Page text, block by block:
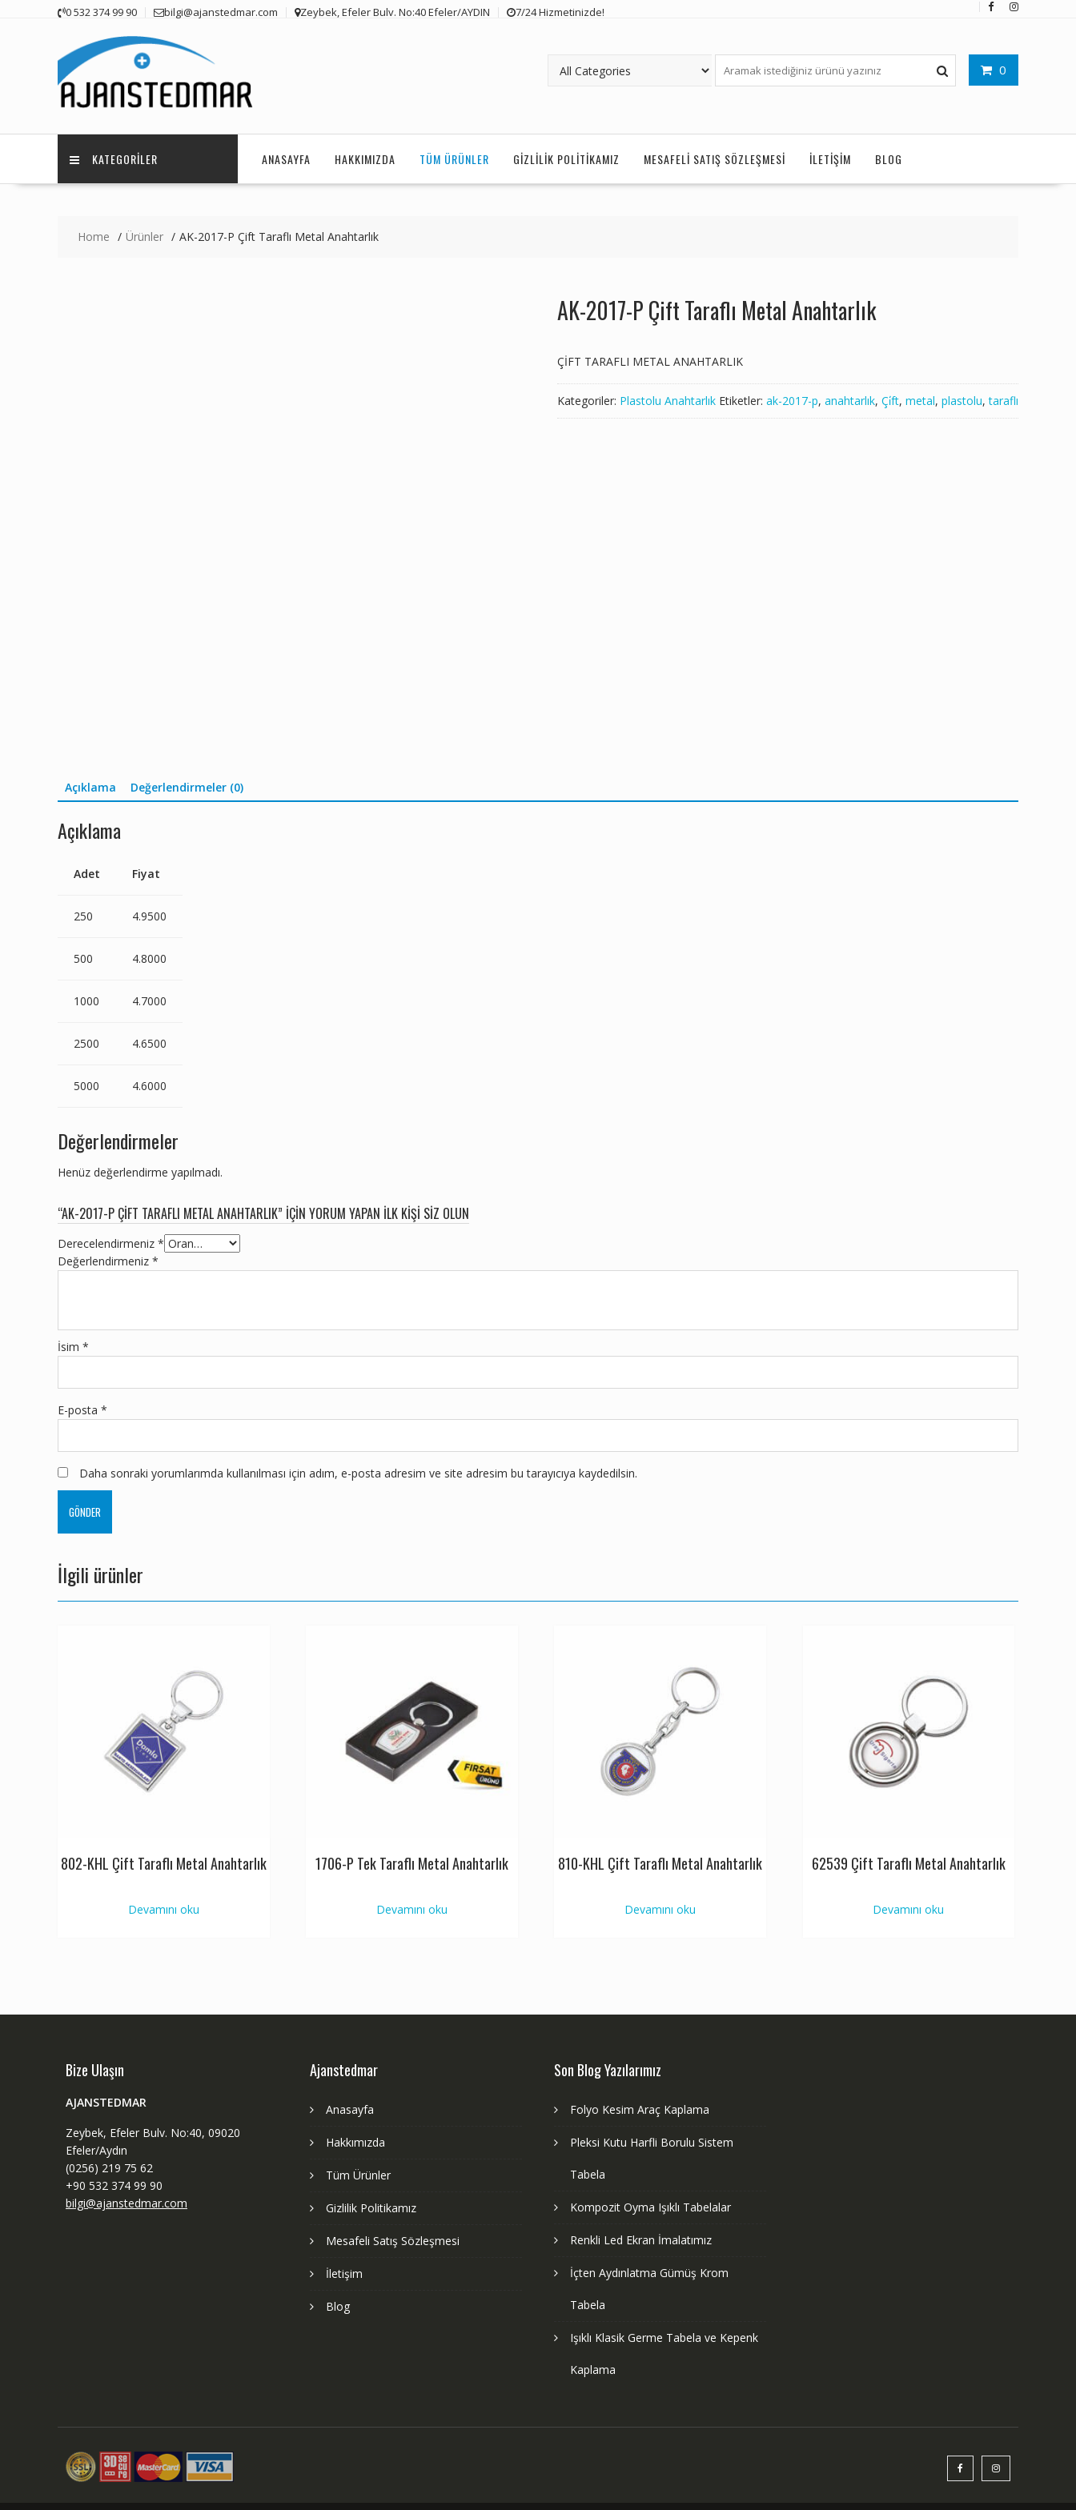
0 532 374 99 90 bilgi@ajanstedmar.com Zeybek, Efeler Bulv. No:40 Efeler/AYDIN 7/24 Hizmetinizde!
0
KATEGORILER ANASAYFA HAKKIMIZDA TÜM ÜRÜNLER GIZLILIK POLITIKAMIZ MESAFELI SATIŞ SÖZLEŞMESI İLETIŞIM BLOG
Home Ürünler AK-2017-P Çift Taraflı Metal Anahtarlık
AK-2017-P Çift Taraflı Metal Anahtarlık
ÇİFT TARAFLI METAL ANAHTARLIK
Kategoriler: Plastolu Anahtarlık Etiketler: ak-2017-p, anahtarlık, Çi̇ft, metal, plastolu,taraflı
Açıklama Değerlendirmeler (0)
Açıklama
Adet Fiyat
250 4.9500
500 4.8000
1000 4.7000
2500 4.6500
5000 4.6000
Değerlendirmeler
Henüz değerlendirme yapılmadı.
“AK-2017-P ÇIFT TARAFLI METAL ANAHTARLIK” IÇIN YORUM YAPAN ILK KIŞI SIZ OLUN
Derecelendirmeniz *
Değerlendirmeniz *
İsim *
E-posta *
Daha sonraki yorumlarımda kullanılması için adım, e-posta adresim ve site adresim bu tarayıcıya kaydedilsin.
İlgili ürünler
802-KHL Çift Taraflı Metal Anahtarlık
Devamını oku
1706-P Tek Taraflı Metal Anahtarlık
Devamını oku
810-KHL Çift Taraflı Metal Anahtarlık
Devamını oku
62539 Çift Taraflı Metal Anahtarlık
Devamını oku
Bize Ulaşın
AJANSTEDMAR
Zeybek, Efeler Bulv. No:40, 09020
Efeler/Aydın
(0256) 219 75 62
+90 532 374 99 90
bilgi@ajanstedmar.com
Ajanstedmar
Anasayfa
Hakkımızda
Tüm Ürünler
Gizlilik Politikamız
Mesafeli Satış Sözleşmesi
İletişim
Blog
Son Blog Yazılarımız
Folyo Kesim Araç Kaplama
Pleksi Kutu Harfli Borulu Sistem
Tabela
Kompozit Oyma Işıklı Tabelalar
Renkli Led Ekran İmalatımız
İçten Aydınlatma Gümüş Krom
Tabela
Işıklı Klasik Germe Tabela ve Kepenk
Kaplama